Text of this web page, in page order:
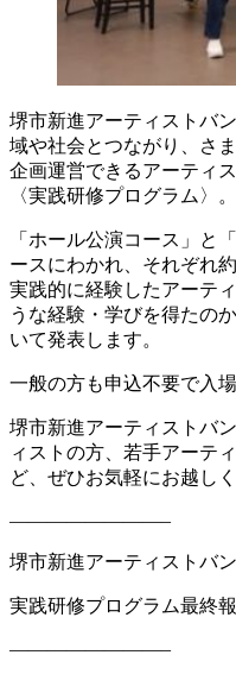
堺市新進アーティストバ
域や社会とつながり、さ
企画運営できるアーティ
〈実践研修プログラム〉。
「ホール公演コース」と
ースにわかれ、それぞれ
実践的に経験したアーテ
うな経験・学びを得たの
いて発表します。
一般の方も申込不要で入
堺市新進アーティストバ
ィストの方、若手アーテ
ど、ぜひお気軽にお越しく
————————–
堺市新進アーティストバ
実践研修プログラム最終
————————–